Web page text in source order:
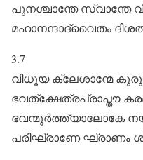
പുനശ്ചാന്തേ സ്വാന്തേ
മഹാനന്ദാദ്വൈതം
3.7
വിധൂയ ക്ലേശാന്മേ
ഭവത്ക്ഷേത്രപ്രാപ്തൗ
ഭവന്മൂർത്ത്യാലോകേ
പരിഘ്രാണേ ഘ്രാണം